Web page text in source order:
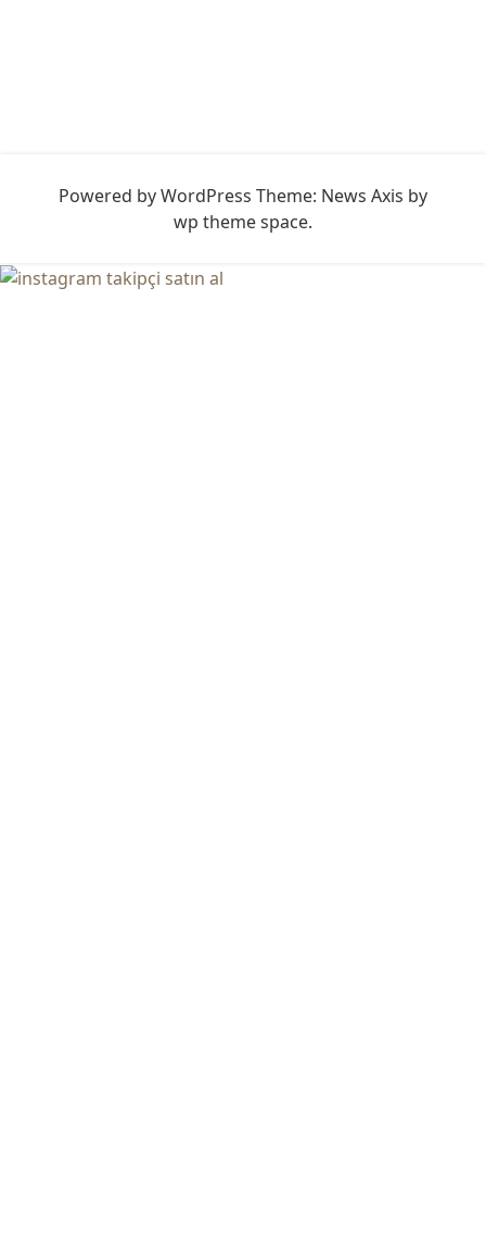
Powered by WordPress Theme: News Axis by
wp theme space.